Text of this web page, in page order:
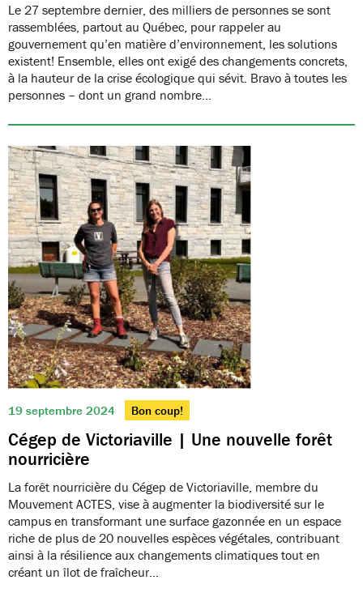
Le 27 septembre dernier, des milliers de personnes se sont
rassemblées, partout au Québec, pour rappeler au
gouvernement qu’en matière d’environnement, les solutions
existent! Ensemble, elles ont exigé des changements concrets,
à la hauteur de la crise écologique qui sévit. Bravo à toutes les
personnes – dont un grand nombre…
19 septembre 2024 Bon coup!
Cégep de Victoriaville | Une nouvelle forêt
nourricière
La forêt nourricière du Cégep de Victoriaville, membre du
Mouvement ACTES, vise à augmenter la biodiversité sur le
campus en transformant une surface gazonnée en un espace
riche de plus de 20 nouvelles espèces végétales, contribuant
ainsi à la résilience aux changements climatiques tout en
créant un îlot de fraîcheur…